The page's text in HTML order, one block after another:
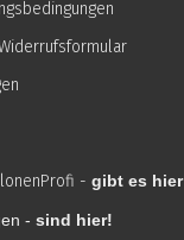
- gibt es hier
- sind hier!